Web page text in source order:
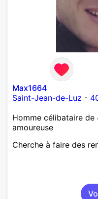
Max1664
Saint-Jean-de-Luz -
Homme célibataire
amoureuse
Cherche à faire des